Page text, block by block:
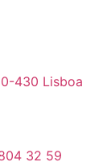
430 Lisboa
32 59